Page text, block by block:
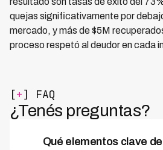
quejas significativamente por
mercado, y más de $5M
proceso respetó al deudor en cada
[+] FAQ
¿Tenés preguntas?
Qué elementos clave